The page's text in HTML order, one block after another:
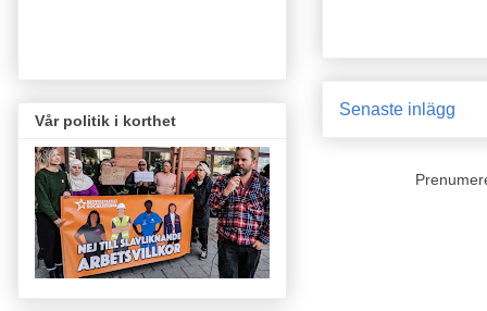
Senaste inlägg
Vår politik i korthet